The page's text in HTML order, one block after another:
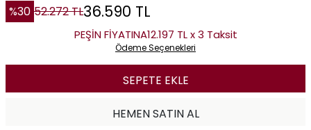
%30 52.272TL36.590 TL
PEŞİN FİYATINA12.197 TL x 3 Taksit
Ödeme Seçenekleri
SEPETE EKLE
HEMEN SATIN AL